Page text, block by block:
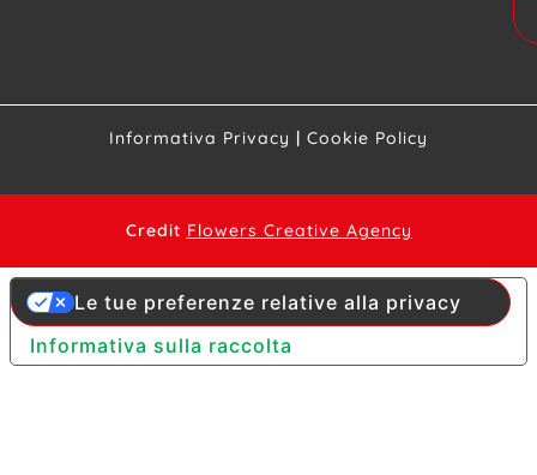
Informativa Privacy | Cookie Policy
Credit Flowers Creative Agency
Informativa sulla raccolta
Le tue preferenze relative alla privacy